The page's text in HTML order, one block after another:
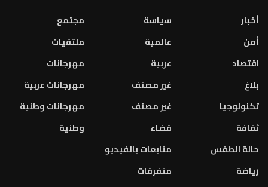
أخبار
أمن
اقتصاد
بلاغ
تكنولوجيا
ثقافة
حالة الطقس
رياضة
سياسة
عالمية
عربية
غير مصنف
غير مصنف
قضاء
متابعات بالفيديو
متفرقات
مجتمع
ملتقيات
مهرجانات
مهرجانات عربية
مهرجانات وطنية
وطنية